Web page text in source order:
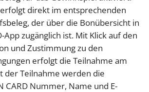
direkt im entsprechenden
der über die Bonübersicht in
App zugänglich ist. Mit Klick auf den
und Zustimmung zu den
erfolgt die Teilnahme am
der Teilnahme werden die
CARD Nummer, Name und E-